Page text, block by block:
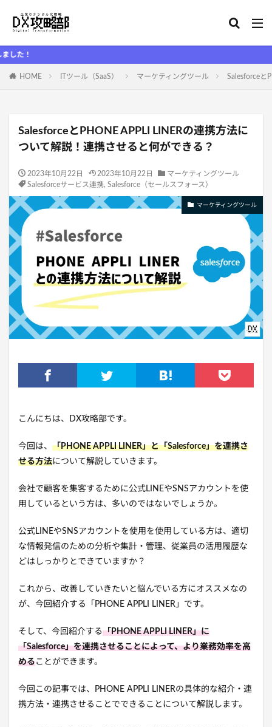
HOME ITツール（SaaS） マーケティングツール Salesforceと
SalesforceとPHONE APPLI LINERの連携方法に
ついて解説！連携させると何ができる？
2023年10月22日 2023年10月22日
マーケティングツール
Salesforceサービス連携, Salesforce（セールスフォース）
マーケティングツール
こんにちは、DX攻略部です。
今回は、 「PHONE APPLI LINER」と「Salesforce」を連携さ
せる方法について解説していきます。
会社で顧客を集客するために公式LINEやSNSアカウントを使
用しているという方は、多いのではないでしょうか。
公式LINEやSNSアカウントを使用を使用している方は、適切
な情報発信のための分析や集計・管理、従業員の活用履歴な
どはしっかりとできていますか？
これから、改善していきたいと悩んでいる方にオススメなの
が、今回紹介する「PHONE APPLI LINER」です。
そして、今回紹介する「PHONE APPLI LINER」に
「Salesforce」を連携させることによって、より業務効率を高
めることができます。
今回この記事では、PHONE APPLI LINERの具体的な紹介・連
携方法・連携させることでできることについて解説します。